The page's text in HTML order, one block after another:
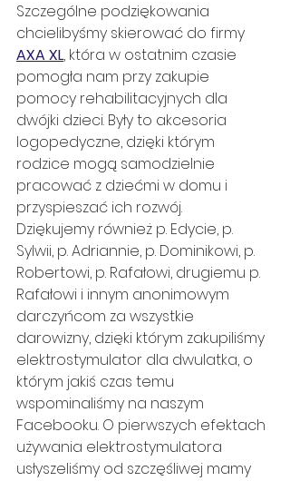
Szczególne podziękowania
chcielibyśmy skierować do firmy
AXA XL, która w ostatnim czasie
pomogła nam przy zakupie
pomocy rehabilitacyjnych dla
dwójki dzieci. Były to akcesoria
logopedyczne, dzięki którym
rodzice mogą samodzielnie
pracować z dziećmi w domu i
przyspieszać ich rozwój.
Dziękujemy również p. Edycie, p.
Sylwii, p. Adriannie, p. Dominikowi, p.
Robertowi, p. Rafałowi, drugiemu p.
Rafałowi i innym anonimowym
darczyńcom za wszystkie
darowizny, dzięki którym zakupiliśmy
elektrostymulator dla dwulatka, o
którym jakiś czas temu
wspominaliśmy na naszym
Facebooku. O pierwszych efektach
używania elektrostymulatora
usłyszeliśmy od szczęśliwej mamy